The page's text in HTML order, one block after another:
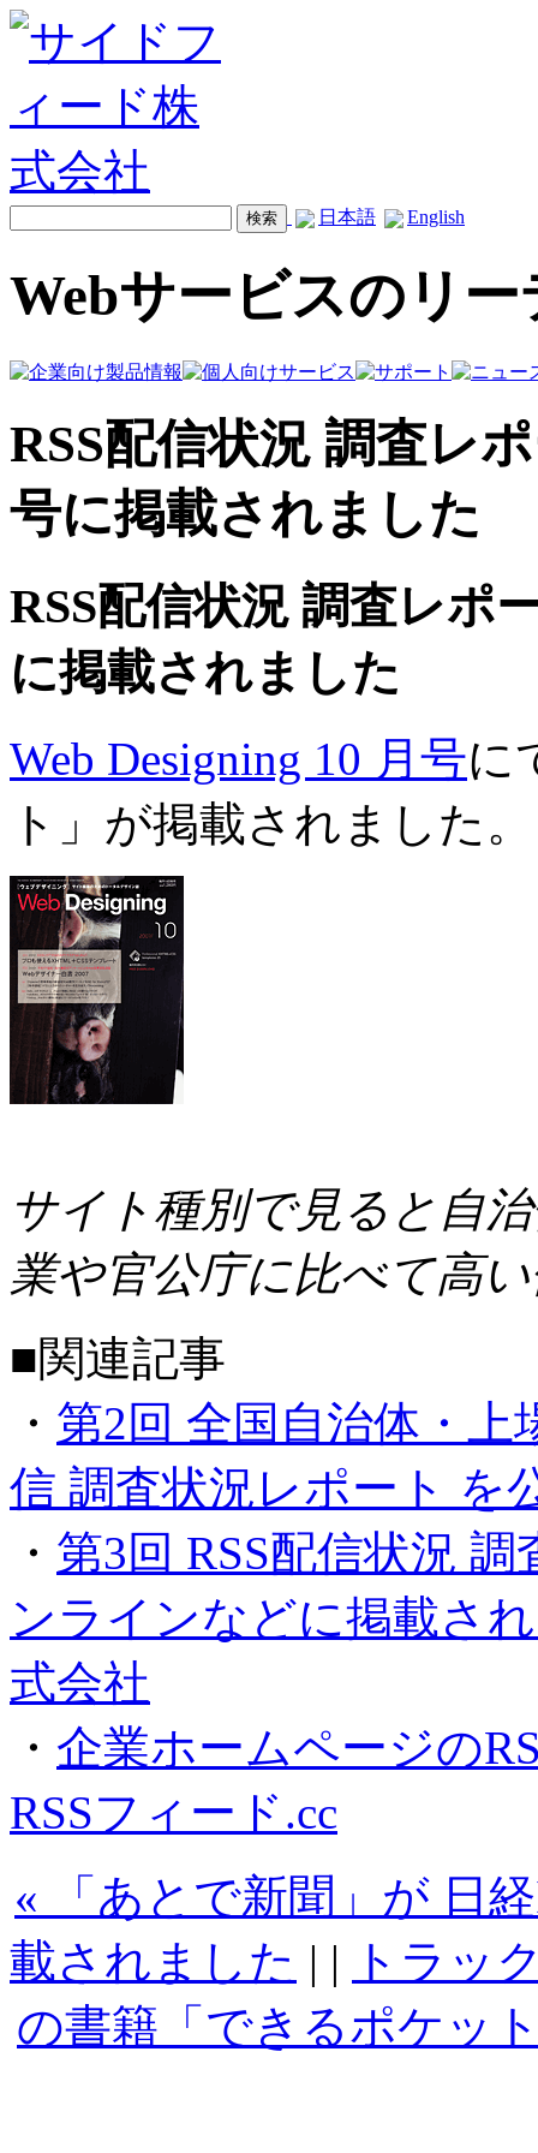
日本語 English
Webサービスのリ
RSS配信状況 調査レ
号に掲載されました
RSS配信状況 調査レポ
に掲載されました
Web Designing 10 月号に
ト」が掲載されました。
サイト種別で見ると自
業や官公庁に比べて高
■関連記事
・ 第2回 全国自治体・上
信 調査状況レポート を
・ 第3回 RSS配信状況
ンラインなどに掲載さ
式会社
・ 企業ホームページの
RSSフィード.cc
« 「あとで新聞」が 日
載されました | |
トラッ
の書籍「できるポケッ